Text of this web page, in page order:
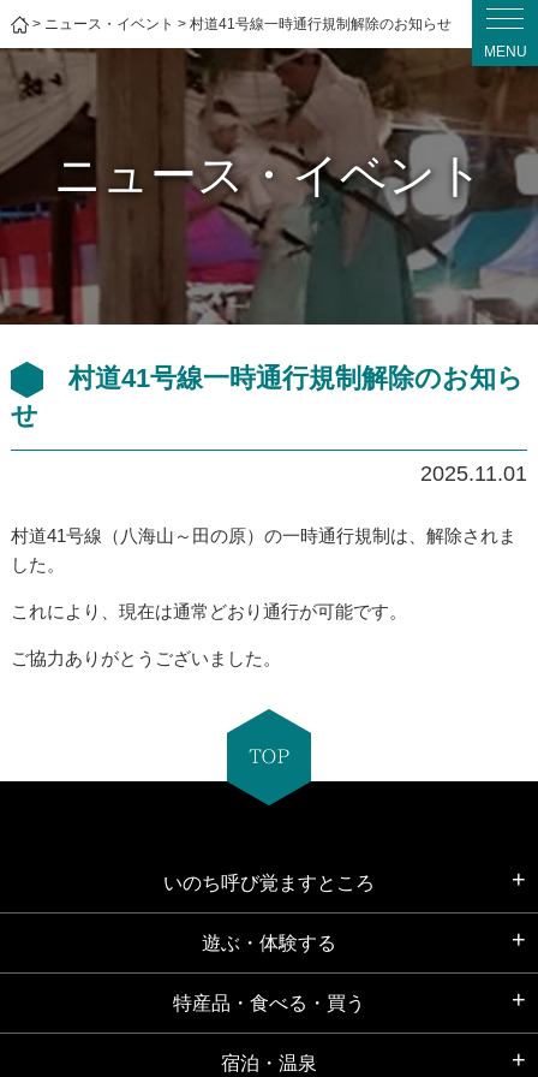
MENU
> ニュース・イベント > 村道41号線一時通行規制解除のお知らせ
ニュース・イベント
村道41号線一時通行規制解除のお知ら
せ
2025.11.01
村道41号線（八海山～田の原）の一時通行規制は、解除されま
した。
これにより、現在は通常どおり通行が可能です。
ご協力ありがとうございました。
いのち呼び覚ますところ
遊ぶ・体験する
特産品・食べる・買う
宿泊・温泉